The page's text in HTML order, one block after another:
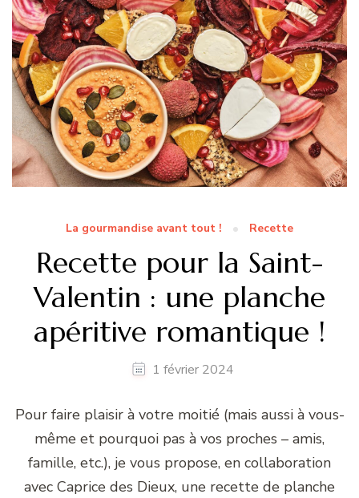
La gourmandise avant tout ! Recette
Recette pour la Saint-
Valentin : une planche
apéritive romantique !
1 février 2024
Pour faire plaisir à votre moitié (mais aussi à vous-
même et pourquoi pas à vos proches – amis,
famille, etc.), je vous propose, en collaboration
avec Caprice des Dieux, une recette de planche